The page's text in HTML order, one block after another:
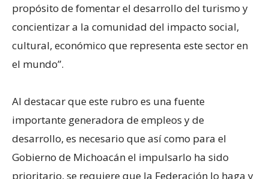
propósito de fomentar el desarrollo del turismo y
concientizar a la comunidad del impacto social,
cultural, económico que representa este sector en
el mundo”.
Al destacar que este rubro es una fuente
importante generadora de empleos y de
desarrollo, es necesario que así como para el
Gobierno de Michoacán el impulsarlo ha sido
prioritario, se requiere que la Federación lo haga y